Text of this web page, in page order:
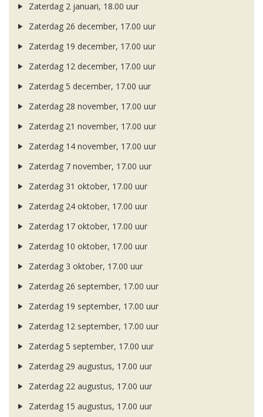
Zaterdag 2 januari, 18.00 uur
Zaterdag 26 december, 17.00 uur
Zaterdag 19 december, 17.00 uur
Zaterdag 12 december, 17.00 uur
Zaterdag 5 december, 17.00 uur
Zaterdag 28 november, 17.00 uur
Zaterdag 21 november, 17.00 uur
Zaterdag 14 november, 17.00 uur
Zaterdag 7 november, 17.00 uur
Zaterdag 31 oktober, 17.00 uur
Zaterdag 24 oktober, 17.00 uur
Zaterdag 17 oktober, 17.00 uur
Zaterdag 10 oktober, 17.00 uur
Zaterdag 3 oktober, 17.00 uur
Zaterdag 26 september, 17.00 uur
Zaterdag 19 september, 17.00 uur
Zaterdag 12 september, 17.00 uur
Zaterdag 5 september, 17.00 uur
Zaterdag 29 augustus, 17.00 uur
Zaterdag 22 augustus, 17.00 uur
Zaterdag 15 augustus, 17.00 uur